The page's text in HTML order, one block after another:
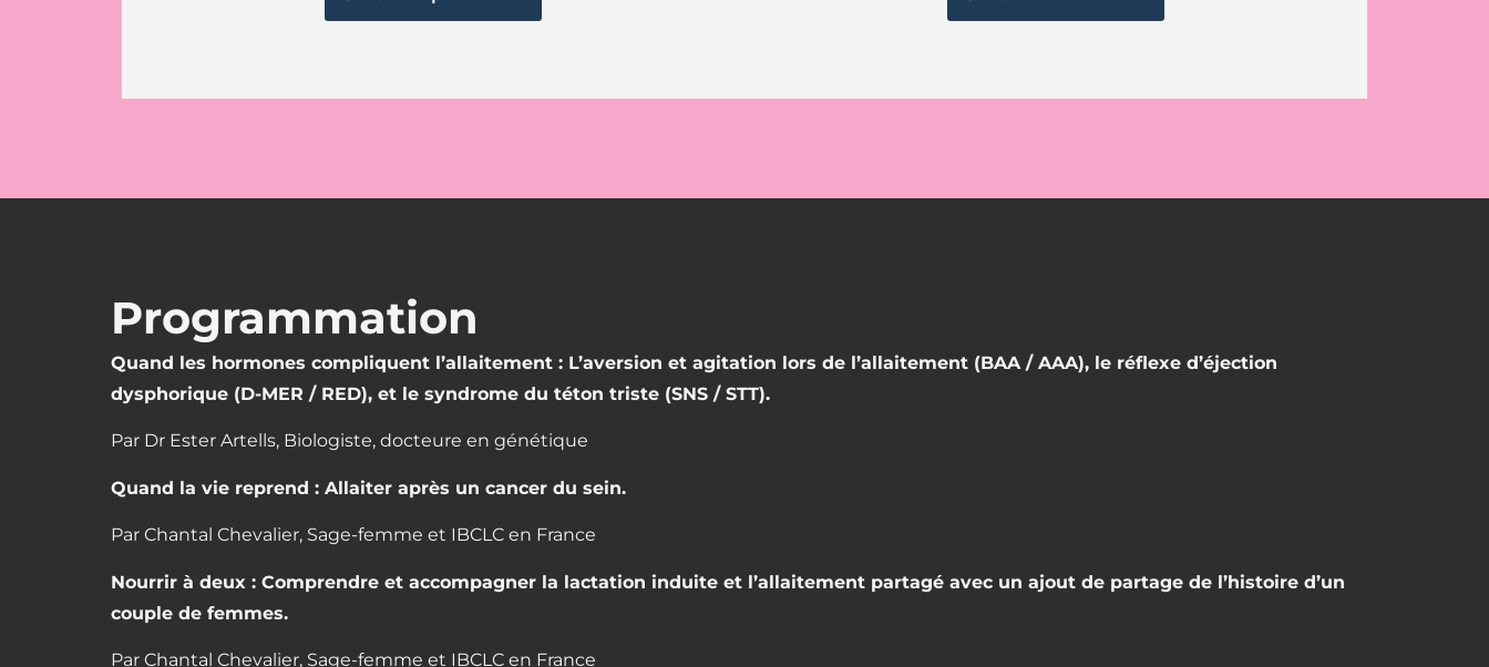
Programmation
Quand les hormones compliquent l’allaitement : L’aversion et agitation lors de l’allaitement (BAA / AAA), le réflexe d’éjection
dysphorique (D-MER / RED), et le syndrome du téton triste (SNS / STT).
Par Dr Ester Artells, Biologiste, docteure en génétique
Quand la vie reprend : Allaiter après un cancer du sein.
Par Chantal Chevalier, Sage-femme et IBCLC en France
Nourrir à deux : Comprendre et accompagner la lactation induite et l’allaitement partagé avec un ajout de partage de l’histoire d’un
couple de femmes.
Par Chantal Chevalier, Sage-femme et IBCLC en France